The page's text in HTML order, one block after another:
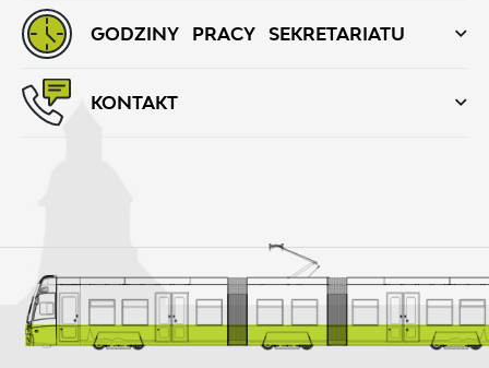
GODZINY PRACY SEKRETARIATU
KONTAKT